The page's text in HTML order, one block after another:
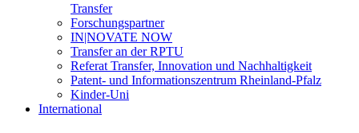
Transfer
Forschungspartner
IN|NOVATE NOW
Transfer an der RPTU
Referat Transfer, Innovation und Nachhaltigkeit
Patent- und Informationszentrum Rheinland-Pfalz
Kinder-Uni
International